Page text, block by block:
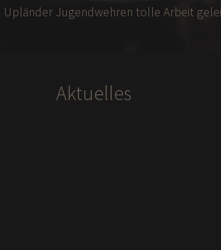
Upländer Jugendwehren tolle Arbeit
Aktuelles